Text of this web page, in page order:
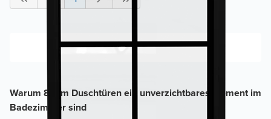
Warum 80cm Duschtüren ein unverzichtbares Element im
Badezimmer sind